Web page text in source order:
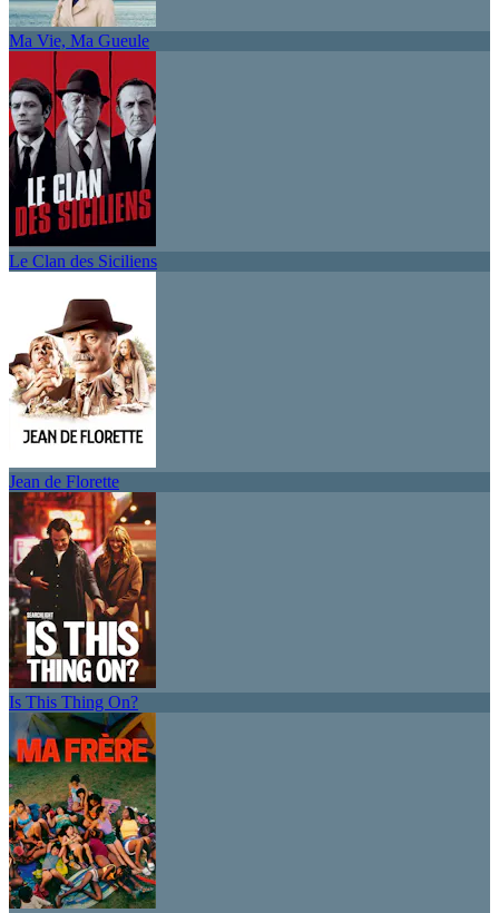
Ma Vie, Ma Gueule
Le Clan des Siciliens
Jean de Florette
Is This Thing On?